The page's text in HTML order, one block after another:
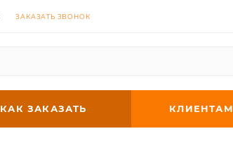
ЗАКАЗАТЬ ЗВОНОК
КАК ЗАКАЗАТЬ КЛИЕНТАМ